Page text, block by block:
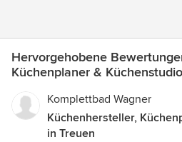
Hervorgehobene
Küchenplaner &
Komplettbad Wagner
Küchenhersteller,
in Treuen